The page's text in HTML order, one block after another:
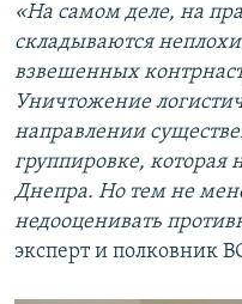
«На самом деле, на
складываются
взвешенных
Уничтожение
направлении
группировке, которая
Днепра. Но тем не
недооценивать
эксперт и полковник